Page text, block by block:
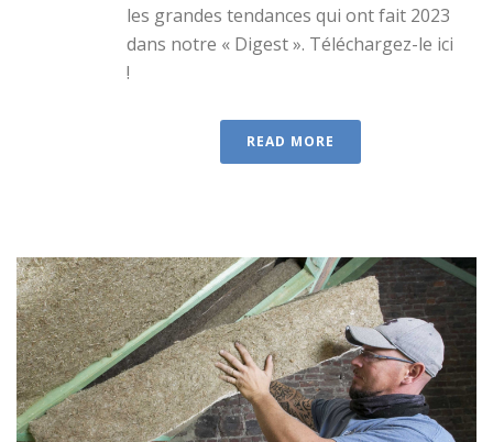
les grandes tendances qui ont fait 2023
dans notre « Digest ». Téléchargez-le ici
!
READ MORE